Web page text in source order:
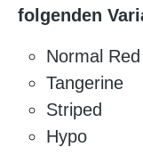
folgenden
Normal Red
Tangerine
Striped
Hypo